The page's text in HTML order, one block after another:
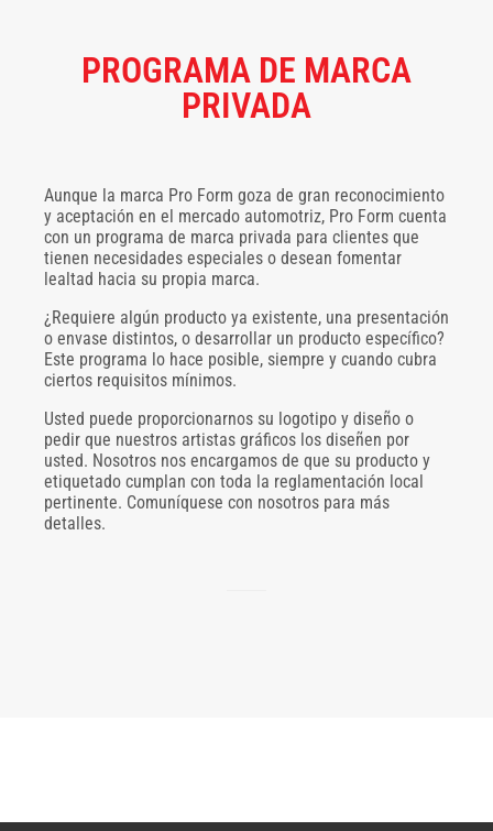
PROGRAMA DE MARCA
PRIVADA
Aunque la marca Pro Form goza de gran reconocimiento
y aceptación en el mercado automotriz, Pro Form cuenta
con un programa de marca privada para clientes que
tienen necesidades especiales o desean fomentar
lealtad hacia su propia marca.
¿Requiere algún producto ya existente, una presentación
o envase distintos, o desarrollar un producto específico?
Este programa lo hace posible, siempre y cuando cubra
ciertos requisitos mínimos.
Usted puede proporcionarnos su logotipo y diseño o
pedir que nuestros artistas gráficos los diseñen por
usted. Nosotros nos encargamos de que su producto y
etiquetado cumplan con toda la reglamentación local
pertinente. Comuníquese con nosotros para más
detalles.